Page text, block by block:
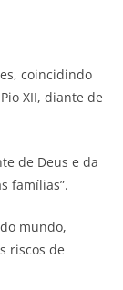
coincidindo
XII, diante de
de Deus e da
famílias”.
mundo,
riscos de